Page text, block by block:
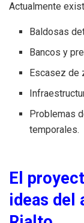
Actualmente
Baldosas
Bancos y
Escasez de
Problemas
temporales.
El
ideas del